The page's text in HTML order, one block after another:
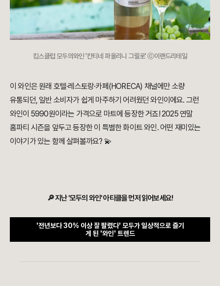
킴스클럽 모두의와인 '칸티네 파올리니 그릴로' ⓒ이랜드리테일
이 와인은 원래 호텔·레스토랑·카페(HORECA) 채널에만 소량
유통되던, 일반 소비자가 쉽게 마주하기 어려웠던 와인이에요. 그런
와인이 5990원이라는 가격으로 마트에 등장한 거죠! 2025 연말
홈파티 시즌을 앞두고 등장한 이 특별한 화이트 와인. 어떤 재미있는
이야기가 있는 함께 살펴볼까요? 💫
🔎 지난 '모두의 와인' 아티클을 먼저 읽어보세요!
'전년보다 30% 이상 잘 팔렸다' 모두가 일상적으로 즐기
게 된 '와인' 트렌드